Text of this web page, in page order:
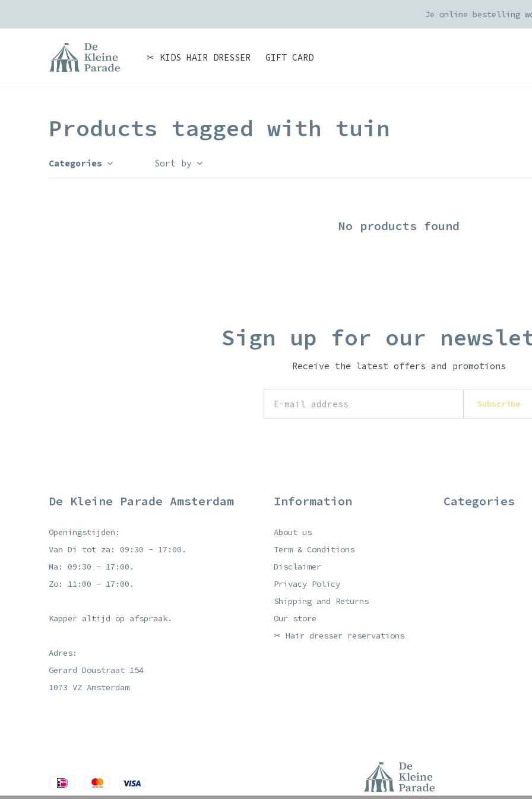
✂ KIDS HAIR DRESSER GIFT CARD
Je online bestelling wordt met zorg ingepakt
Products tagged with tuin
Categories Sort by
No products found
Sign up for our
Receive the latest offers and promotions
Subscribe
De Kleine Parade Amsterdam
Openingstijden:
Van Di tot za: 09:30 - 17:00.
Ma: 09:30 - 17:00.
Zo: 11:00 - 17:00.
Kapper altijd op afspraak.
Adres:
Gerard Doustraat 154
1073 VZ Amsterdam
Information
About us
Term & Conditions
Disclaimer
Privacy Policy
Shipping and Returns
Our store
✂ Hair dresser reservations
Categories